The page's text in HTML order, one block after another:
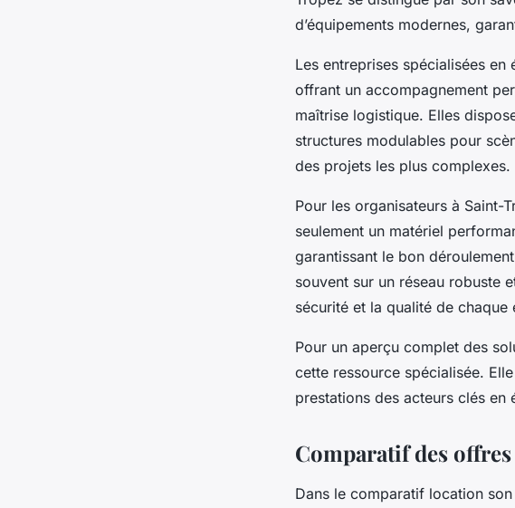
d’équipements modernes,
Les entreprises spécialisées
offrant un accompagnement
maîtrise logistique. Elles
structures modulables pour
des projets les plus complexes.
Pour les organisateurs à Saint-
seulement un matériel
garantissant le bon
souvent sur un réseau robuste
sécurité et la qualité de chaque
Pour un aperçu complet des
cette ressource spécialisée.
prestations des acteurs clés en
Comparatif des
Dans le comparatif location